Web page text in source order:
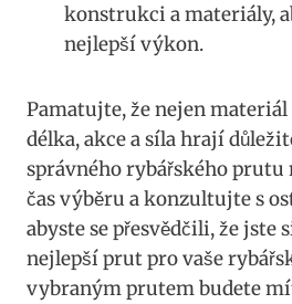
konstrukci a materiály,
nejlepší výkon.
Pamatujte, že nejen
délka, ‍akce ‌a​ síla ⁣hrají
správného rybářského prutu
čas výběru a konzultujte ‍s
abyste se přesvědčili, že‍ jste
nejlepší prut ​pro vaše
vybraným prutem budete